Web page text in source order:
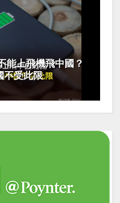
能上飛機飛中國？
不受此限